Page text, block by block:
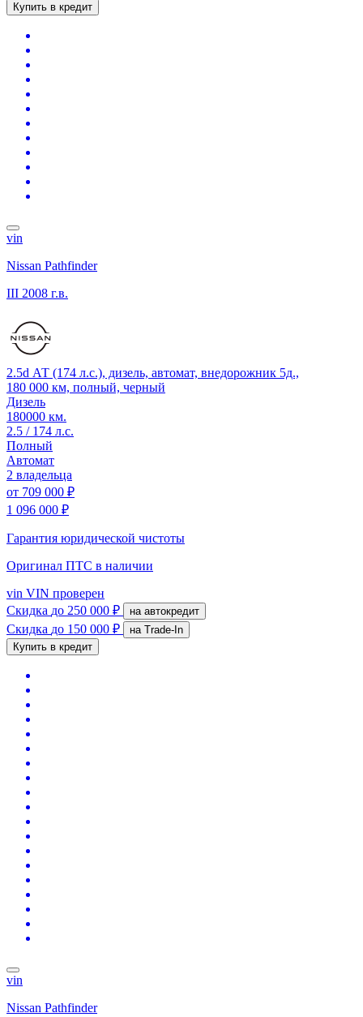
Купить в кредит
vin
Nissan Pathfinder
III 2008 г.в.
2.5d АТ (174 л.с.), дизель, автомат, внедорожник 5д.,
180 000 км, полный, черный
Дизель
180000 км.
2.5 / 174 л.с.
Полный
Автомат
2 владельца
от 709 000 ₽
1 096 000 ₽
Гарантия юридической чистоты
Оригинал ПТС в наличии
vin VIN проверен
Скидка до 250 000 ₽ на автокредит
Скидка до 150 000 ₽
на Trade-In
Купить в кредит
vin
Nissan Pathfinder